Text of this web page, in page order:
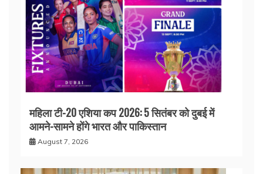
महिला टी-20 एशिया कप 2026: 5 सितंबर को दुबई में
आमने-सामने होंगे भारत और पाकिस्तान
August 7, 2026